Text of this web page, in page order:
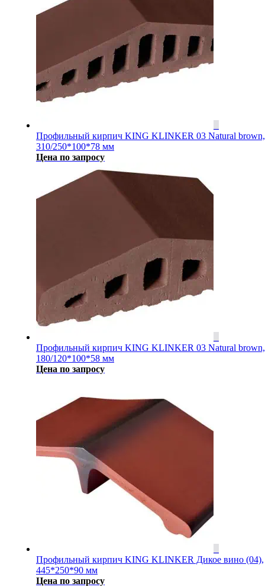
Профильный кирпич KING KLINKER 03 Natural brown,
310/250*100*78 мм
Цена по запросу
Профильный кирпич KING KLINKER 03 Natural brown,
180/120*100*58 мм
Цена по запросу
Профильный кирпич KING KLINKER Дикое вино (04),
445*250*90 мм
Цена по запросу